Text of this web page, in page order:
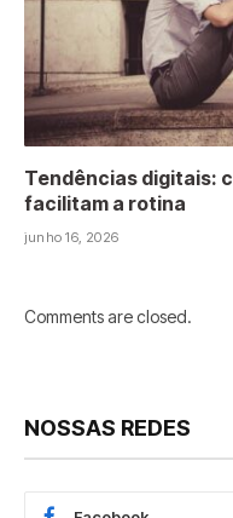
Tendências digitais:
facilitam a rotina
junho 16, 2026
Comments are closed.
NOSSAS REDES